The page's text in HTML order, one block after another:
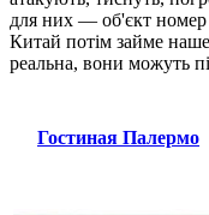
для них — об'єкт номер
Китай потім займе
реальна, вони можуть
Гостиная Палермо